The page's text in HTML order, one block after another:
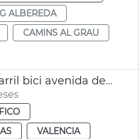
ALBEREDA
CAMINS AL GRAU
Licitación mejora carril bici avenida de La Plata València
VALENCIA